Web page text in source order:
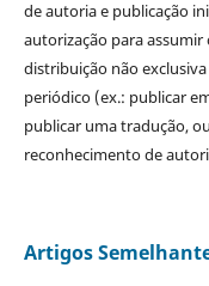
de autoria e publicação
autorização para
distribuição não
periódico (ex.: publicar
publicar uma tradução,
reconhecimento de
Artigos